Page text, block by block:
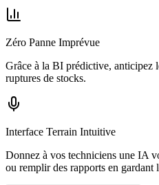
Zéro Panne Imprévue
Grâce à la BI prédictive, anticipez
ruptures de stocks.
Interface Terrain Intuitive
Donnez à vos techniciens une IA
ou remplir des rapports en gardant